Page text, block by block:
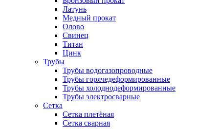
Латунь
Медный прокат
Олово
Свинец
Титан
Цинк
Трубы
Трубы водогазопроводные
Трубы горячедеформированные
Трубы холоднодеформированные
Трубы электросварные
Сетка
Сетка плетёная
Сетка сварная